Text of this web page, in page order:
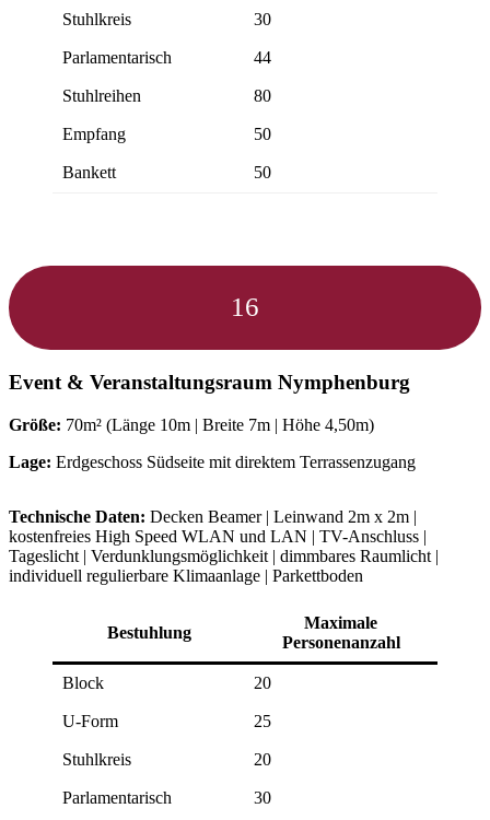
Stuhlkreis 30
Parlamentarisch 44
Stuhlreihen 80
Empfang 50
Bankett 50
16
Event & Veranstaltungsraum Nymphenburg
Größe: 70m² (Länge 10m | Breite 7m | Höhe 4,50m)
Lage: Erdgeschoss Südseite mit direktem Terrassenzugang
Technische Daten: Decken Beamer | Leinwand 2m x 2m |
kostenfreies High Speed WLAN und LAN | TV-Anschluss |
Tageslicht | Verdunklungsmöglichkeit | dimmbares Raumlicht |
individuell regulierbare Klimaanlage | Parkettboden
Bestuhlung
Maximale
Personenanzahl
Block 20
U-Form 25
Stuhlkreis 20
Parlamentarisch 30